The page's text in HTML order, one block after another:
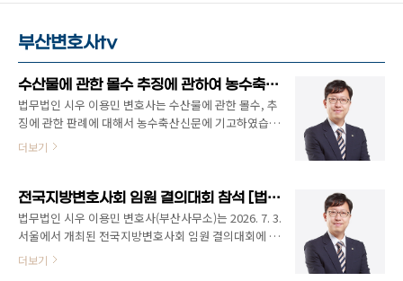
부산변호사tv
수산물에 관한 몰수 추징에 관하여 농수축산신문에 기고 [법무법인 시우 이용민 변호사]
법무법인 시우 이용민 변호사는 수산물에 관한 몰수, 추
징에 관한 판례에 대해서 농수축산신문에 기고하였습니
다. 이용민 변호사는 다양한 해양, 수산 분야의 사건을
처리하고 있습니다. 법무법인 시우 부산사무소이용민
https://www.aflnews.co.kr/news/articleView.html?
idxno=324493 [이용민 변호사의 판례산책] ② 수산물
에 관한 몰수와 추징 - 농수축산신문[농수축산신문=농
수축산신문] 수산자원 관련 형사사건에서는 수산물 자
체를 어떻게 처리할 것인지도 중요한 쟁점이 된다. 이때
더보기
전국지방변호사회 임원 결의대회 참석 [법무법인 시우 이용민 변호사]
법무법인 시우 이용민 변호사(부산사무소)는 2026. 7. 3.
서울에서 개최된 전국지방변호사회 임원 결의대회에 참
석하였습니다 .금번 결의대회에서는 비슷한 직책을 가
진 이사들과 함께 각 지역별 상황과 업무 노하우를 공유
더보기